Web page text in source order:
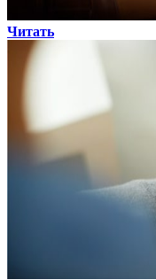
Читать